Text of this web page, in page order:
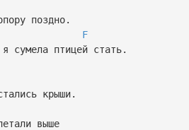
поздно.
F
я сумела птицей стать.
крыши.
выше